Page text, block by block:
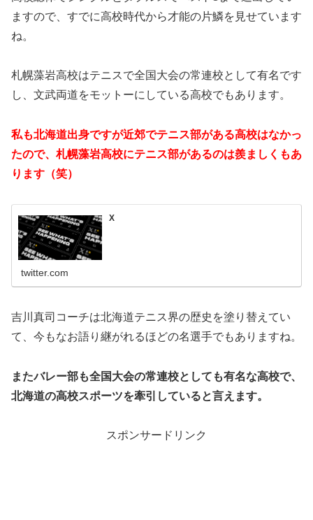
ますので、すでに高校時代から才能の片鱗を見せています
ね。
札幌藻岩高校はテニスで全国大会の常連校として有名です
し、文武両道をモットーにしている高校でもあります。
私も北海道出身ですが近郊でテニス部がある高校はなかっ
たので、札幌藻岩高校にテニス部があるのは羨ましくもあ
ります（笑）
X
twitter.com
吉川真司コーチは北海道テニス界の歴史を塗り替えてい
て、今もなお語り継がれるほどの名選手でもありますね。
またバレー部も全国大会の常連校としても有名な高校で、
北海道の高校スポーツを牽引していると言えます。
スポンサードリンク